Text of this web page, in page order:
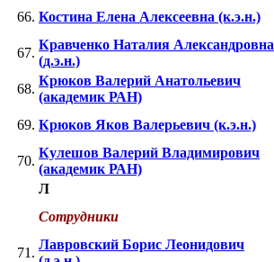
66. Костина Елена Алексеевна (к.э.н.)
67.
Кравченко Наталия Александровна
(д.э.н.)
68.
Крюков Валерий Анатольевич
(академик РАН)
69. Крюков Яков Валерьевич (к.э.н.)
70.
Кулешов Валерий Владимирович
(академик РАН)
Л
Сотрудники
71.
Лавровский Борис Леонидович